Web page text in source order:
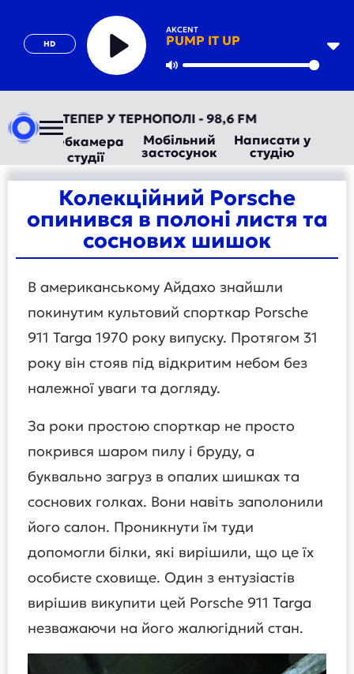
HD
AKCENT
PUMP IT UP
Play
ТЕПЕР У ТЕРНОПОЛІ - 98,6 FM
Вебкамера
студії
Мобільний
застосунок
Написати у
студію
Колекційний Porsche
опинився в полоні листя та
соснових шишок
В американському Айдахо знайшли
покинутим культовий спорткар Porsche
911 Targa 1970 року випуску. Протягом 31
року він стояв під відкритим небом без
належної уваги та догляду.
За роки простою спорткар не просто
покрився шаром пилу і бруду, а
буквально загруз в опалих шишках та
соснових голках. Вони навіть заполонили
його салон. Проникнути їм туди
допомогли білки, які вирішили, що це їх
особисте сховище. Один з ентузіастів
вирішив викупити цей Porsche 911 Targa
незважаючи на його жалюгідний стан.